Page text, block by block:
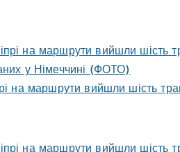
на маршрути вийшли шість